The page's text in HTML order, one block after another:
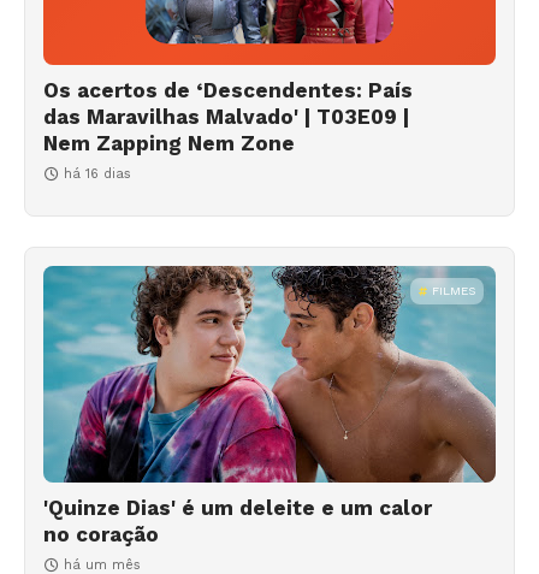
Os acertos de ‘Descendentes: País
das Maravilhas Malvado' | T03E09 |
Nem Zapping Nem Zone
há 16 dias
FILMES
'Quinze Dias' é um deleite e um calor
no coração
há um mês